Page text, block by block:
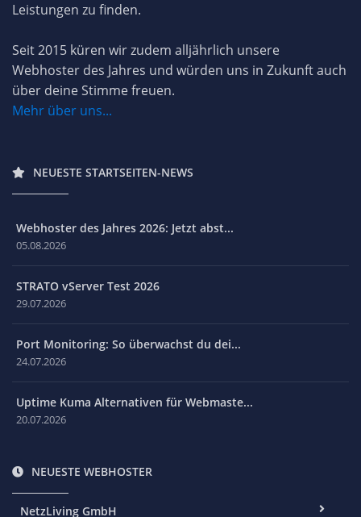
Leistungen zu finden.
Seit 2015 küren wir zudem alljährlich unsere
Webhoster des Jahres und würden uns in Zukunft auch
über deine Stimme freuen.
Mehr über uns...
NEUESTE STARTSEITEN-NEWS
Webhoster des Jahres 2026: Jetzt abst...
05.08.2026
STRATO vServer Test 2026
29.07.2026
Port Monitoring: So überwachst du dei...
24.07.2026
Uptime Kuma Alternativen für Webmaste...
20.07.2026
NEUESTE WEBHOSTER
NetzLiving GmbH